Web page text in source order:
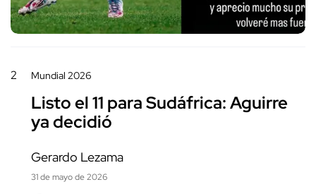
2 Mundial 2026
Listo el 11 para Sudáfrica: Aguirre
ya decidió
Gerardo Lezama
31 de mayo de 2026